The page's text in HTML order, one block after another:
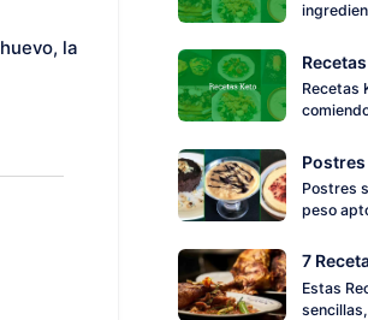
la
Recetas
Postres
peso
7
Estas